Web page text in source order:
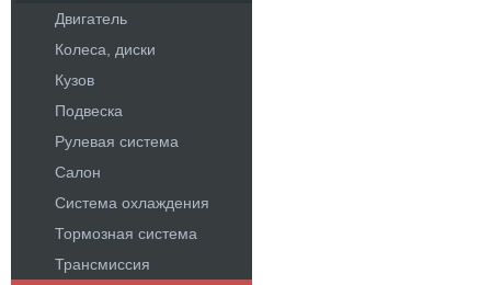
Двигатель
Колеса, диски
Кузов
Подвеска
Рулевая система
Салон
Система охлаждения
Тормозная система
Трансмиссия